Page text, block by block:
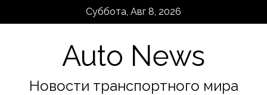
Суббота, Авг 8, 2026
Auto News
Новости транспортного мира